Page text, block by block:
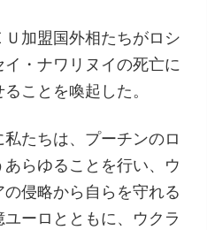
加盟国外相たちがロシ
・ナワリヌイの死亡に
ことを喚起した。
たちは、プーチンのロ
らゆることを行い、ウ
侵略から自らを守れる
ーロとともに、ウクラ